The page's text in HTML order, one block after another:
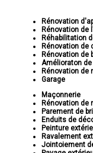
Rénovation
Rénovation de
Réhabilitation
Rénovation de
Rénovation de
Amélioraton
Rénovation de
Garage
Maçonnerie
Rénovation de
Parement de
Enduits de
Peinture
Ravalement
Jointoiement